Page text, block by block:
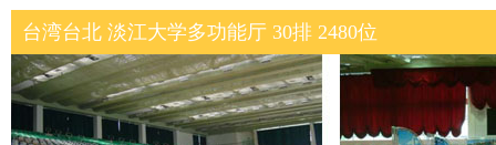
台湾台北 淡江大学多功能厅 30排 2480位